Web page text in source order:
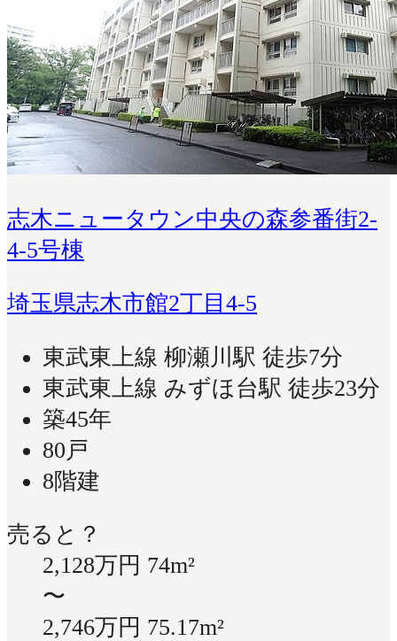
志木ニュータウン中央の森参番街2-
4-5号棟
埼玉県志木市館2丁目4-5
東武東上線 柳瀬川駅 徒歩7分
東武東上線 みずほ台駅 徒歩23分
築45年
80戸
8階建
売ると？
2,128万円 74m²
〜
2,746万円 75.17m²